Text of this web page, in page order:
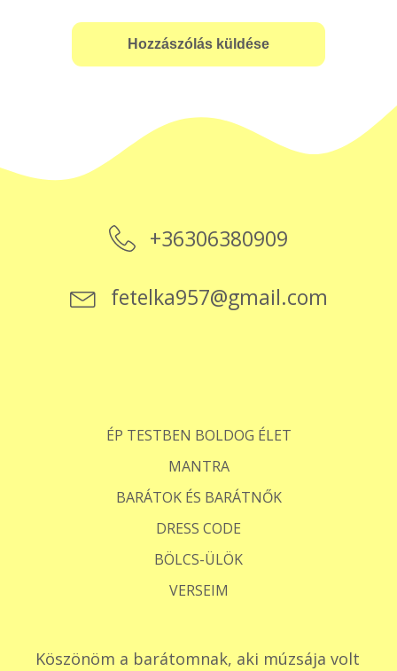
+36306380909
fetelka957@gmail.com
ÉP TESTBEN BOLDOG ÉLET
MANTRA
BARÁTOK ÉS BARÁTNŐK
DRESS CODE
BÖLCS-ÜLÖK
VERSEIM
Köszönöm a barátomnak, aki múzsája volt